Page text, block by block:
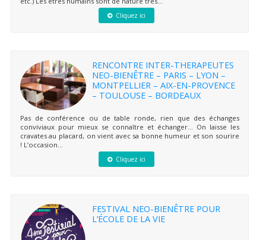
Cliquez ici
RENCONTRE INTER-THERAPEUTES
NEO-BIENÊTRE – PARIS – LYON –
MONTPELLIER – AIX-EN-PROVENCE
– TOULOUSE – BORDEAUX
Pas de conférence ou de table ronde, rien que des échanges
conviviaux pour mieux se connaître et échanger… On laisse les
cravates au placard, on vient avec sa bonne humeur et son sourire
! L’occasion...
Cliquez ici
FESTIVAL NEO-BIENÊTRE POUR
L’ÉCOLE DE LA VIE